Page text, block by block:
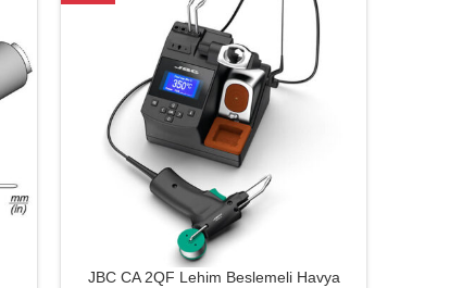
JBC CA 2QF Lehim Beslemeli Havya